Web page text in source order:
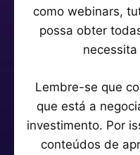
como webinars,
possa obter
Lembre-se que
que está a
investimento. Por
conteúdos de